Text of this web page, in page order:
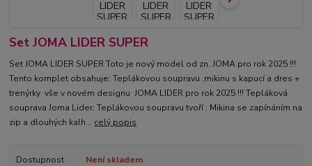
Set JOMA LIDER SUPER
Set JOMA LIDER SUPER Toto je nový model od zn. JOMA pro rok 2025 !!!
Tento komplet obsahuje: Teplákovou soupravu ,mikinu s kapucí a dres +
trenýrky vše v novém designu JOMA LIDER pro rok 2025 !!! Tepláková
souprava Joma Lider: Teplákovou soupravu tvoří : Mikina se zapínáním na
zip a dlouhých kalh... celý popis
Dostupnost
Není skladem